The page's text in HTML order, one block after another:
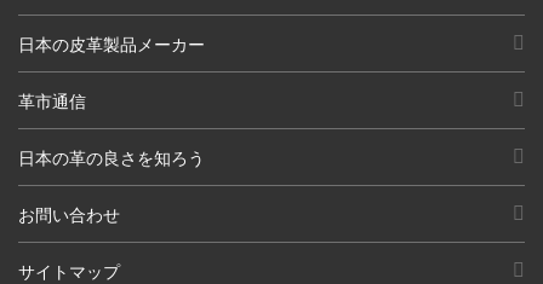
日本の皮革製品メーカー
革市通信
日本の革の良さを知ろう
お問い合わせ
サイトマップ